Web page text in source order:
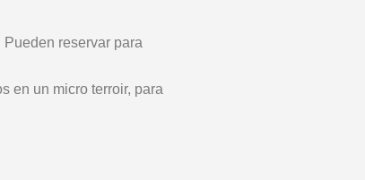
reservar para
en un micro terroir, para